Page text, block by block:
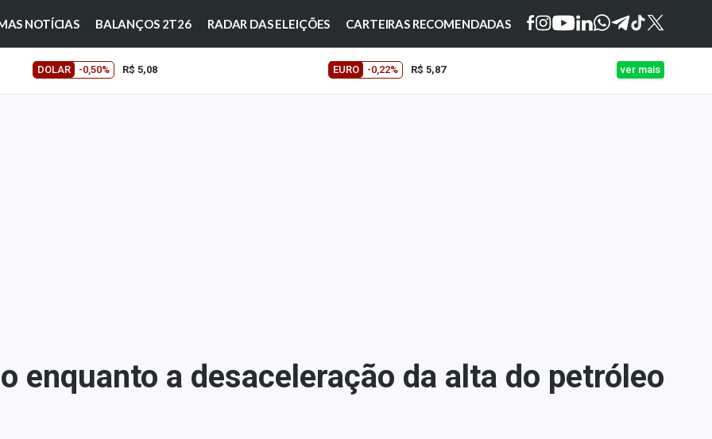
NOTÍCIAS BALANÇOS 2T26 RADAR DAS ELEIÇÕES CARTEIRAS RECOMENDADAS
DOLAR -0,50% R$ 5,08 EURO -0,22% R$ 5,87 ver mais
enquanto a desaceleração da alta do petróleo